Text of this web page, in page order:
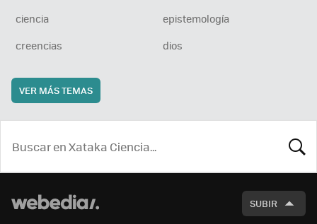
ciencia
epistemología
creencias
dios
VER MÁS TEMAS
SUBIR